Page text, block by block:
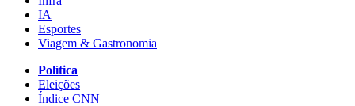
IA
Esportes
Viagem & Gastronomia
Política
Eleições
Índice CNN